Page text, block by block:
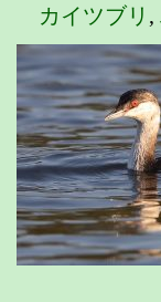
カイツブリ ,